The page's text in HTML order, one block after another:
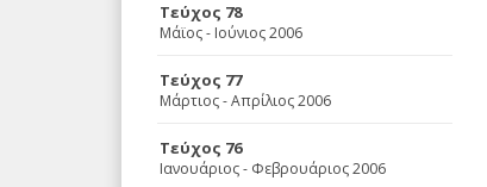
Τεύχος 78
Μάϊος - Ιούνιος 2006
Τεύχος 77
Μάρτιος - Απρίλιος 2006
Τεύχος 76
Ιανουάριος - Φεβρουάριος 2006